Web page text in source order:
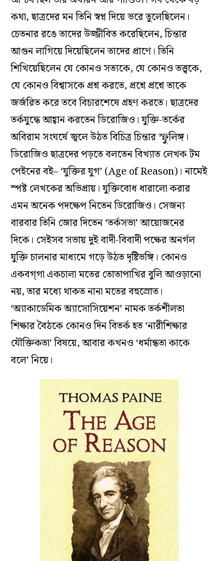
কথা, ছাত্রদের মন তিনি স্বপ্ন দিয়ে ভরে তুলেছিলেন।
চেতনার রঙে তাদের উজ্জীবিত করেছিলেন, চিন্তার
আগুন লাগিয়ে দিয়েছিলেন তাদের প্রাণে। তিনি
শিখিয়েছিলেন যে কোনও সত‌্যকে, যে কোনও তত্ত্বকে,
যে কোনও বিশ্বাসকে প্রশ্ন করতে, প্রশ্নে প্রশ্নে তাকে
জর্জরিত করে তবে বিচারশেষে গ্রহণ করতে। ছাত্রদের
তর্কযুদ্ধে আহ্বান করতেন ডিরোজিও। যুক্তি-তর্কের
অবিরাম সংঘর্ষে জ্বলে উঠত বিচিত্র চিন্তার স্ফুলিঙ্গ।
ডিরোজিও ছাত্রদের পড়তে বলতেন বিখ‌্যাত লেখক টম
পেইনের বই– ‘যুক্তির যুগ’ (Age of Reason)। নামেই
স্পষ্ট লেখকের অভিপ্রায়। যুক্তিবোধ ধারালো করার
এমন অনেক পদক্ষেপ নিতেন ডিরোজিও। সেজন‌্য
বারবার তিনি জোর দিতেন ‘তর্কসভা’ আয়োজনের
দিকে। সেইসব সভায় দুই বাদী-বিবাদী পক্ষের অনর্গল
যুক্তি চালনার মাধ‌্যমে গড়ে উঠত দৃষ্টিভঙ্গি। কোনও
একবগ্‌গা একচালা মতের তোতাপাখির বুলি আওড়ানো
নয়, তার মধ্যে থাকত নানা মতের বহুস্রোত।
‘অ‌্যাকাডেমিক অ‌্যাসোসিয়েশন’ নামক তর্কশীলতা
শিক্ষার বৈঠকে কোনও দিন বিতর্ক হত ‘নারীশিক্ষার
যৌক্তিকতা’ বিষয়ে, আবার কখনও ‘ধর্মান্ধতা কাকে
বলে’ নিয়ে।